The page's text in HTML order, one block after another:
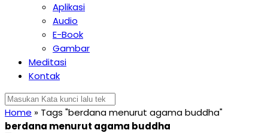
Aplikasi
Audio
E-Book
Gambar
Meditasi
Kontak
Home » Tags "berdana menurut agama buddha"
berdana menurut agama buddha